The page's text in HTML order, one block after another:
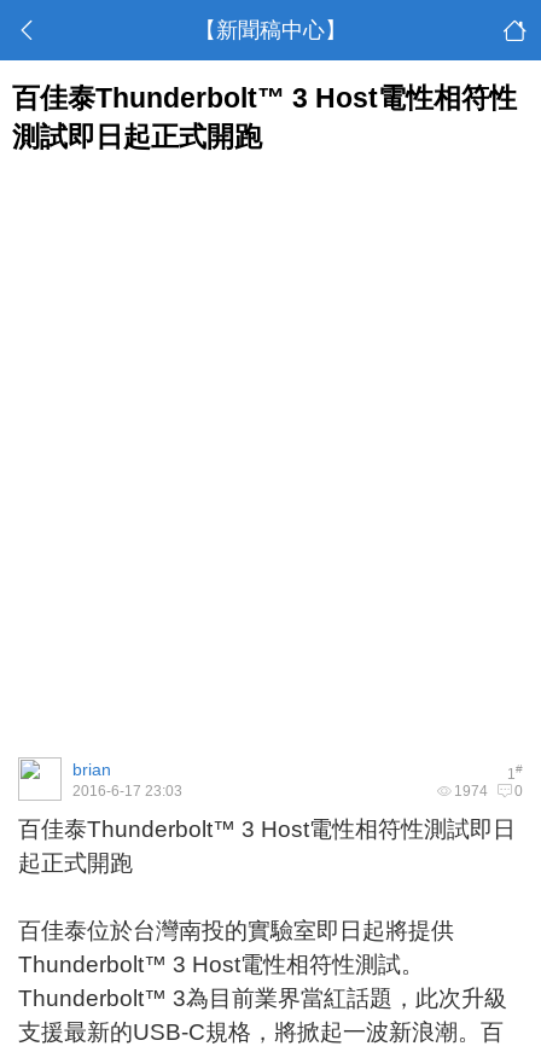
【新聞稿中心】
百佳泰Thunderbolt™ 3 Host電性相符性
測試即日起正式開跑
1#
brian
1974 0
2016-6-17 23:03
百佳泰Thunderbolt™ 3 Host電性相符性測試即日
起正式開跑
百佳泰位於台灣南投的實驗室即日起將提供
Thunderbolt™ 3 Host電性相符性測試。
Thunderbolt™ 3為目前業界當紅話題，此次升級
支援最新的USB-C規格，將掀起一波新浪潮。百